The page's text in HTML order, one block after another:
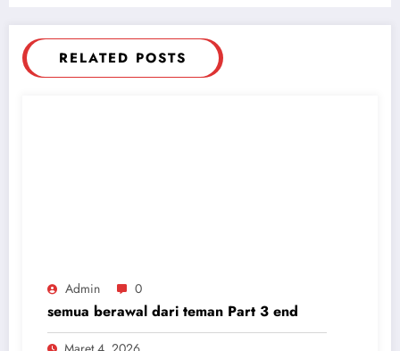
RELATED POSTS
Admin 0
semua berawal dari teman Part 3 end